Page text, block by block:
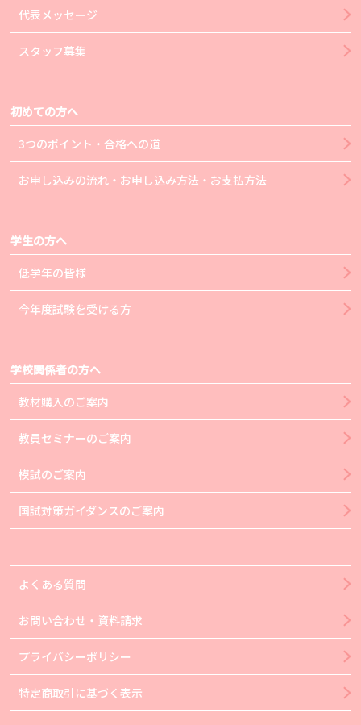
代表メッセージ
スタッフ募集
初めての方へ
3つのポイント・合格への道
お申し込みの流れ・お申し込み方法・お支払方法
学生の方へ
低学年の皆様
今年度試験を受ける方
学校関係者の方へ
教材購入のご案内
教員セミナーのご案内
模試のご案内
国試対策ガイダンスのご案内
よくある質問
お問い合わせ・資料請求
プライバシーポリシー
特定商取引に基づく表示